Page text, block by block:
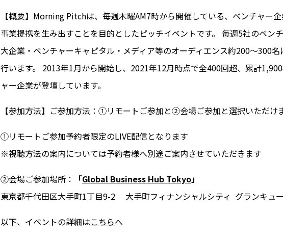
【概要】Morning Pitchは、毎週木曜AM7時から開催している、ベンチャー
事業提携を生み出すことを目的としたピッチイベントです。 毎週5社のベンチ
大企業・ベンチャーキャピタル・メディア等のオーディエンス約200～300名
行います。 2013年1月から開始し、2021年12月時点で全400回超、累計
ャー企業が登壇しています。
【参加方法】ご参加方法：①リモートご参加と②会場ご参加と選択いただけ
①リモートご参加予約者限定のLIVE配信となります
※視聴方法の案内については予約者様へ別途ご案内させていただきます
②会場ご参加場所： 「Global Business Hub Tokyo」
東京都千代田区大手町1丁目9-2 大手町フィナンシャルシティ グランキュ
以下、イベントの詳細はこちらへ